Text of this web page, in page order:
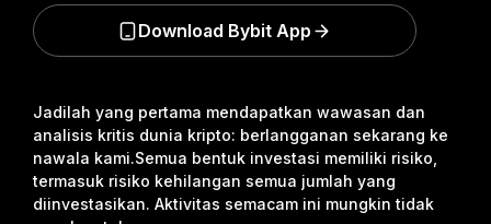
Jadilah yang pertama mendapatkan wawasan dan
analisis kritis dunia kripto: berlangganan sekarang ke
nawala kami.Semua bentuk investasi memiliki risiko,
termasuk risiko kehilangan semua jumlah yang
diinvestasikan. Aktivitas semacam ini mungkin tidak
Download Bybit App